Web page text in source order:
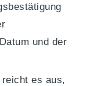
und der
es aus,